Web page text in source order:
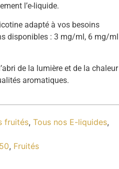
l’e-liquide.
adapté à vos besoins
disponibles : 3 mg/ml, 6 mg/ml
de la lumière et de la chaleur
aromatiques.
fruités,Tous nos E-liquides,
, Fruités